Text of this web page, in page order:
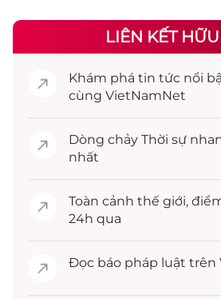
LIÊN KẾT
Khám phá tin tức nổi
cùng VietNamNet
Dòng chảy Thời sự
nhất
Toàn cảnh thế giới,
24h qua
Đọc báo pháp luật trên